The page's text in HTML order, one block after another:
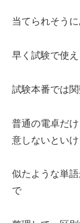
当てられそうに
早く試験で使
試験本番では
普通の電卓だ
意しないといけ
似たような単
で